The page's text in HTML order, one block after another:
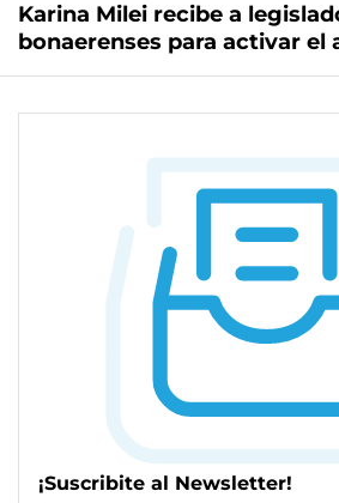
Karina Milei recibe a
bonaerenses para activar el
¡Suscribite al Newsletter!